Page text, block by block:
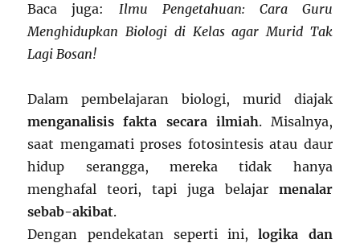
Baca juga: Ilmu Pengetahuan: Cara Guru
Menghidupkan Biologi di Kelas agar Murid Tak
Lagi Bosan!
Dalam pembelajaran biologi, murid diajak
menganalisis fakta secara ilmiah. Misalnya,
saat mengamati proses fotosintesis atau daur
hidup serangga, mereka tidak hanya
menghafal teori, tapi juga belajar menalar
sebab-akibat.
Dengan pendekatan seperti ini,logika dan